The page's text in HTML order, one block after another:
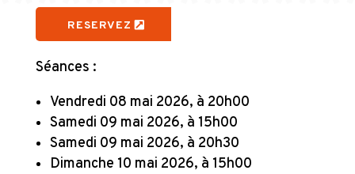
RESERVEZ
Séances :
Vendredi 08 mai 2026, à 20h00
Samedi 09 mai 2026, à 15h00
Samedi 09 mai 2026, à 20h30
Dimanche 10 mai 2026, à 15h00